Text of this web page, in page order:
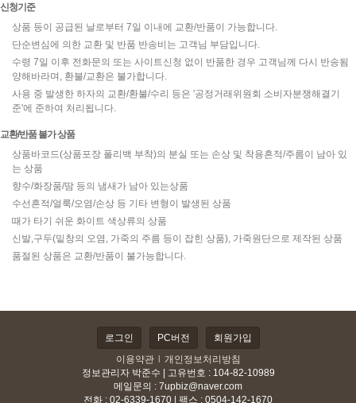
신청기준
상품 등이 공급된 날로부터 7일 이내에 교환/반품이 가능합니다.
단순변심에 의한 교환 및 반품 반송비는 고객님 부담입니다.
수령 7일 이후 전화문의 또는 사이트신청 없이 반품한 경우 고객님께 다시 반송됨
양해바라며, 환불/교환은 불가합니다.
사용 중 발생한 하자의 교환/환불/수리 등은 '공정거래위원회 소비자분쟁해결기
준'에 준하여 처리됩니다.
교환/반품 불가 상품
상품바코드(상품포장 폴리백 부착)의 분실 또는 손상 및 착용흔적/주름이 남아 있
는 상품
향수/화장품/땀 등의 냄새가 남아 있는상품
수선흔적/얼룩/오염/손상 등 기타 변형이 발생된 상품
때가 타기 쉬운 화이트 색상류의 상품
신발,구두(밑창의 오염, 가죽의 주름 등이 잡힌 상품), 가죽원단으로 제작된 상품
품절된 상품은 교환/반품이 불가능합니다.
로그인 PC버전
회원가입
이용약관
개인정보처리방침
정보관리자 박준수 | 고유번호 : 104-82-10989
메일문의 : 7upbiz@naver.com
전화 : 02-6339-1670 | 팩스 : 0504-142-1670